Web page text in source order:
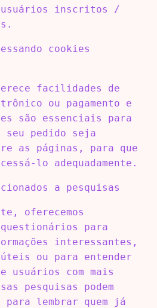
usuários inscritos /
cookies
facilidades de
ou pagamento e
são essenciais para
pedido seja
as páginas, para que
lo adequadamente.
a pesquisas
oferecemos
para
interessantes,
ou para entender
usuários com mais
pesquisas podem
para lembrar quem já